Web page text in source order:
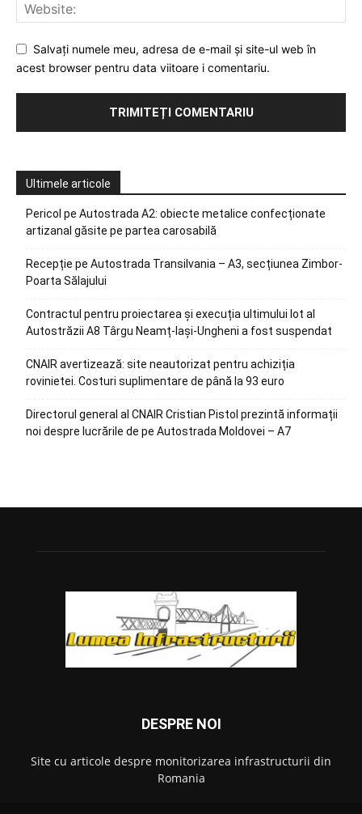
Salvați numele meu, adresa de e-mail și site-ul web în
acest browser pentru data viitoare i comentariu.
Ultimele articole
Pericol pe Autostrada A2: obiecte metalice confecționate
artizanal găsite pe partea carosabilă
Recepție pe Autostrada Transilvania – A3, secțiunea Zimbor-
Poarta Sălajului
Contractul pentru proiectarea și execuția ultimului lot al
Autostrăzii A8 Târgu Neamț-Iași-Ungheni a fost suspendat
CNAIR avertizează: site neautorizat pentru achiziția
rovinietei. Costuri suplimentare de până la 93 euro
Directorul general al CNAIR Cristian Pistol prezintă informații
noi despre lucrările de pe Autostrada Moldovei – A7
DESPRE NOI
Site cu articole despre monitorizarea infrastructurii din
Romania